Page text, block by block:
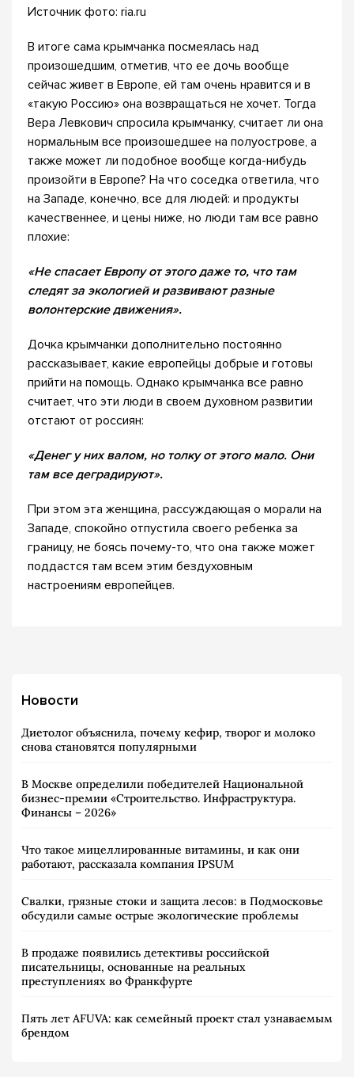
Источник фото: ria.ru
В итоге сама крымчанка посмеялась над
произошедшим, отметив, что ее дочь вообще
сейчас живет в Европе, ей там очень нравится и в
«такую Россию» она возвращаться не хочет. Тогда
Вера Левкович спросила крымчанку, считает ли она
нормальным все произошедшее на полуострове, а
также может ли подобное вообще когда-нибудь
произойти в Европе? На что соседка ответила, что
на Западе, конечно, все для людей: и продукты
качественнее, и цены ниже, но люди там все равно
плохие:
«Не спасает Европу от этого даже то, что там
следят за экологией и развивают разные
волонтерские движения».
Дочка крымчанки дополнительно постоянно
рассказывает, какие европейцы добрые и готовы
прийти на помощь. Однако крымчанка все равно
считает, что эти люди в своем духовном развитии
отстают от россиян:
«Денег у них валом, но толку от этого мало. Они
там все деградируют».
При этом эта женщина, рассуждающая о морали на
Западе, спокойно отпустила своего ребенка за
границу, не боясь почему-то, что она также может
поддастся там всем этим бездуховным
настроениям европейцев.
Новости
Диетолог объяснила, почему кефир, творог и молоко
снова становятся популярными
В Москве определили победителей Национальной
бизнес-премии «Строительство. Инфраструктура.
Финансы – 2026»
Что такое мицеллированные витамины, и как они
работают, рассказала компания IPSUM
Свалки, грязные стоки и защита лесов: в Подмосковье
обсудили самые острые экологические проблемы
В продаже появились детективы российской
писательницы, основанные на реальных
преступлениях во Франкфурте
Пять лет AFUVA: как семейный проект стал узнаваемым
брендом